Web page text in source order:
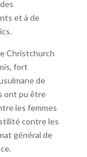
et à de
Christchurch
fort
de
ont pu être
les femmes
contre les
général de